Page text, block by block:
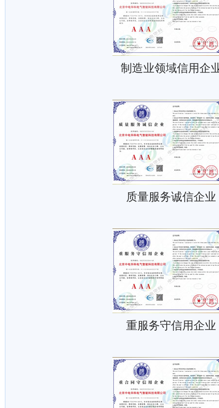
制造业领域信用企
质量服务诚信企业
重服务守信用企业